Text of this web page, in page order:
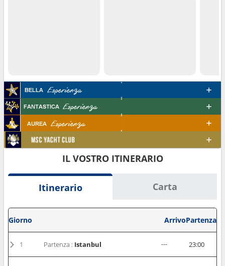
IL VOSTRO ITINERARIO
Itinerario Carta
Giorno ArrivoPartenza
1 Partenza : Istanbul --- 23:00